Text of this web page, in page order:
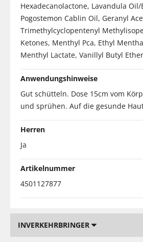
Hexadecanolactone, Lavandula
Pogostemon Cablin Oil, Geranyl
Trimethylcyclopentenyl
Ketones, Menthyl Pca, Ethyl
Menthyl Lactate, Vanillyl Butyl
Anwendungshinweise
Gut schütteln. Dose 15cm vom
und sprühen. Auf die gesunde
Herren
Ja
Artikelnummer
4501127877
INVERKEHRBRINGER